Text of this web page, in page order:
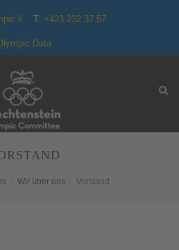
T: +423 232 37 57
Data
Wir über uns Vorstand